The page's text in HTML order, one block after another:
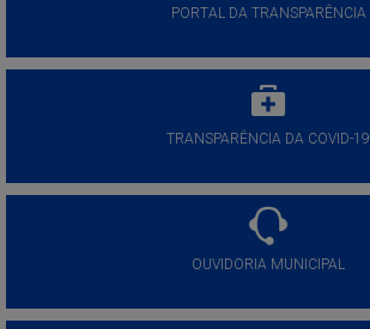
PORTAL DA TRANSPARÊNCIA
TRANSPARÊNCIA DA COVID-19
OUVIDORIA MUNICIPAL